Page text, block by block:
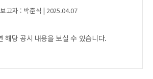
보고자 : 박준식 | 2025.04.07
해당 공시 내용을 보실 수 있습니다.